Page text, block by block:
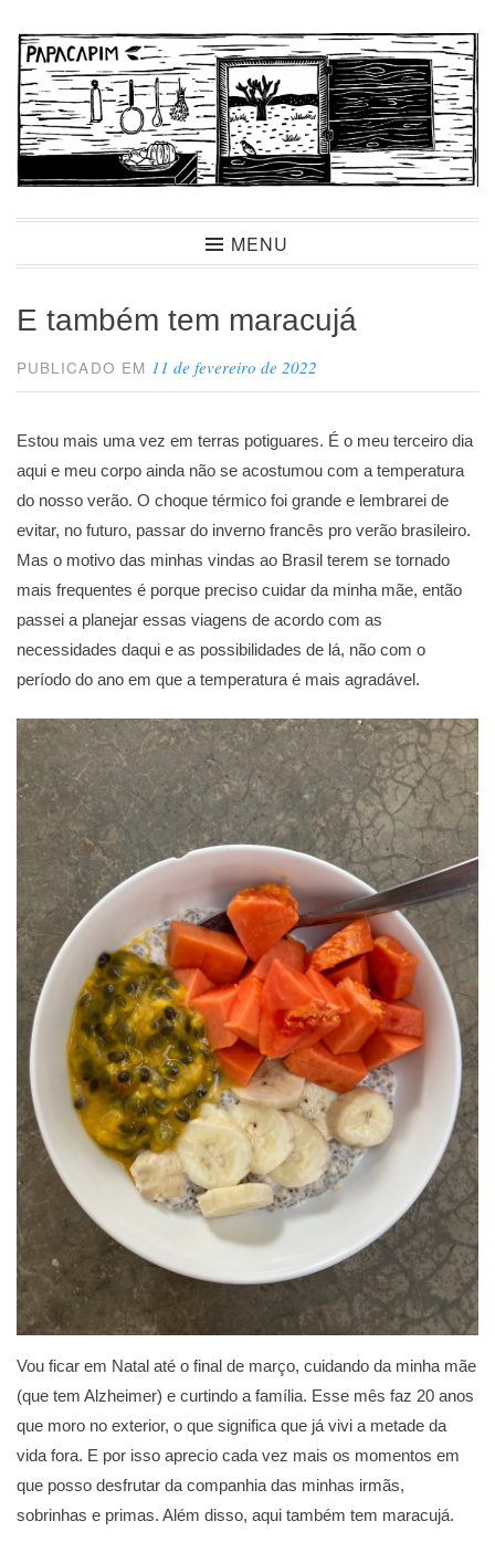
para
conteúdo
PapacapimMENU
E também tem maracujá
PUBLICADO EM 11 de fevereiro de 2022
Estou mais uma vez em terras potiguares. É o meu terceiro dia
aqui e meu corpo ainda não se acostumou com a temperatura
do nosso verão. O choque térmico foi grande e lembrarei de
evitar, no futuro, passar do inverno francês pro verão brasileiro.
Mas o motivo das minhas vindas ao Brasil terem se tornado
mais frequentes é porque preciso cuidar da minha mãe, então
passei a planejar essas viagens de acordo com as
necessidades daqui e as possibilidades de lá, não com o
período do ano em que a temperatura é mais agradável.
Vou ficar em Natal até o final de março, cuidando da minha mãe
(que tem Alzheimer) e curtindo a família. Esse mês faz 20 anos
que moro no exterior, o que significa que já vivi a metade da
vida fora. E por isso aprecio cada vez mais os momentos em
que posso desfrutar da companhia das minhas irmãs,
sobrinhas e primas. Além disso, aqui também tem maracujá.